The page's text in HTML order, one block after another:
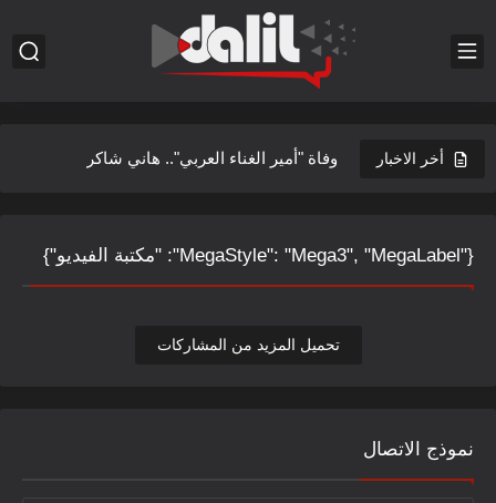
أخر الاخبار وفاة "أمير الغناء العربي".. هاني شاكر
فيلم يسيء للثورة وتضحياتها
إدلب العز ترنو إلى مستقبل يليق بتضحياتها
{"MegaStyle": "Mega3", "MegaLabel": "مكتبة الفيديو"}
تحميل المزيد من المشاركات
نموذج الاتصال